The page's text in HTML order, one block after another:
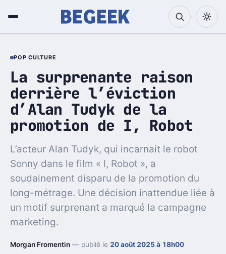
POP CULTURE
La surprenante raison
derrière l’éviction
d’Alan Tudyk de la
promotion de I, Robot
L’acteur Alan Tudyk, qui incarnait le robot
Sonny dans le film « I, Robot », a
soudainement disparu de la promotion du
long-métrage. Une décision inattendue liée à
un motif surprenant a marqué la campagne
marketing.
Morgan Fromentin — publié le 20 août 2025 à 18h00